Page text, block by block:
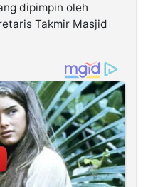
dipimpin oleh
Takmir Masjid